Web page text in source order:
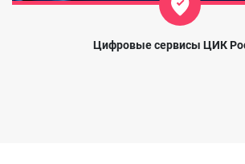
Цифровые сервисы ЦИК